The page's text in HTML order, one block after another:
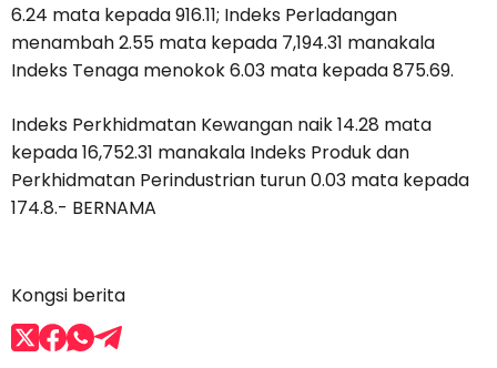
6.24 mata kepada 916.11; Indeks Perladangan
menambah 2.55 mata kepada 7,194.31 manakala
Indeks Tenaga menokok 6.03 mata kepada 875.69.
Indeks Perkhidmatan Kewangan naik 14.28 mata
kepada 16,752.31 manakala Indeks Produk dan
Perkhidmatan Perindustrian turun 0.03 mata kepada
174.8.- BERNAMA
Kongsi berita